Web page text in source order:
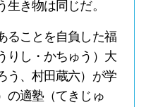
き物は同じだ。
ることを自負した福
りし・かちゅう）大
う、村田蔵六）が学
の適塾（てきじゅ